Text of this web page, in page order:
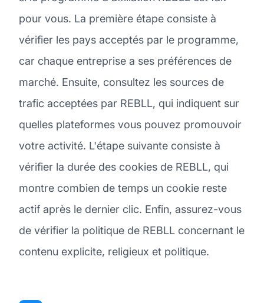
pour vous. La première étape consiste à
vérifier les pays acceptés par le programme,
car chaque entreprise a ses préférences de
marché. Ensuite, consultez les sources de
trafic acceptées par REBLL, qui indiquent sur
quelles plateformes vous pouvez promouvoir
votre activité. L'étape suivante consiste à
vérifier la durée des cookies de REBLL, qui
montre combien de temps un cookie reste
actif après le dernier clic. Enfin, assurez-vous
de vérifier la politique de REBLL concernant le
contenu explicite, religieux et politique.